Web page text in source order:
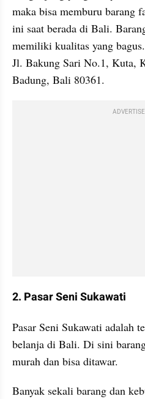
maka bisa memburu barang
ini saat berada di Bali.
memiliki kualitas yang
Jl. Bakung Sari No.1, Kuta,
Badung, Bali 80361.
2. Pasar Seni Sukawati
Pasar Seni Sukawati adalah
belanja di Bali. Di sini
murah dan bisa ditawar.
Banyak sekali barang dan